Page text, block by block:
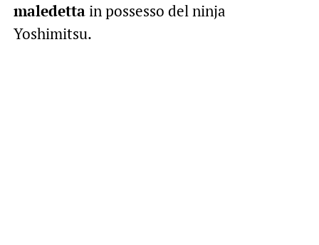
maledettain possesso del ninja
Yoshimitsu.